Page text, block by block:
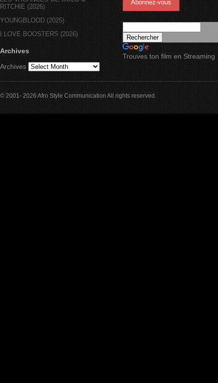
RITCHIE (2026)
YOUNGBLOOD (2025)
I LOVE BOOSTERS (2026)
Archives
Archives
Trouves ton film en Streaming
© 2001- 2026 Afro Style Communication All rights reserved.